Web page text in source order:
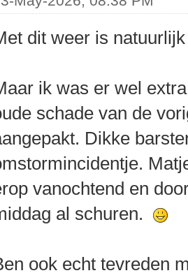
dit weer is
ik was er wel
schade van de
Dikke
vanochtend en
al schuren.
ook echt tevreden